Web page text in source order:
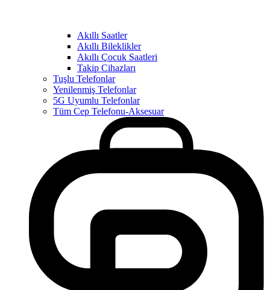
Akıllı Saatler
Akıllı Bileklikler
Akıllı Çocuk Saatleri
Takip Cihazları
Tuşlu Telefonlar
Yenilenmiş Telefonlar
5G Uyumlu Telefonlar
Tüm Cep Telefonu-Aksesuar